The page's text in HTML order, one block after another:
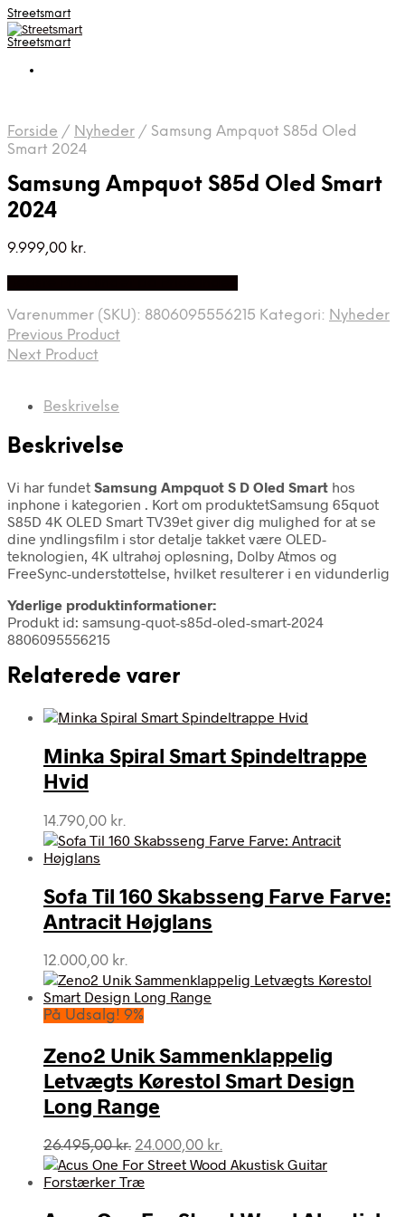
Streetsmart
Streetsmart
Forside / Nyheder / Samsung Ampquot S85d Oled
Smart 2024
Samsung Ampquot S85d Oled Smart
2024
9.999,00 kr.
Varenummer (SKU): 8806095556215 Kategori: Nyheder
Previous Product
Next Product
Beskrivelse
Beskrivelse
Vi har fundet Samsung Ampquot S D Oled Smart hos
inphone i kategorien . Kort om produktetSamsung 65quot
S85D 4K OLED Smart TV39et giver dig mulighed for at se
dine yndlingsfilm i stor detalje takket være OLED-
teknologien, 4K ultrahøj opløsning, Dolby Atmos og
FreeSync-understøttelse, hvilket resulterer i en vidunderlig
Yderlige produktinformationer:
Produkt id: samsung-quot-s85d-oled-smart-2024
8806095556215
Relaterede varer
Minka Spiral Smart Spindeltrappe
Hvid
14.790,00 kr.
Sofa Til 160 Skabsseng Farve Farve:
Antracit Højglans
12.000,00 kr.
På Udsalg! 9%
Zeno2 Unik Sammenklappelig
Letvægts Kørestol Smart Design
Long Range
26.495,00kr. Den
oprindelige
pris
24.000,00 kr.
aktuelle